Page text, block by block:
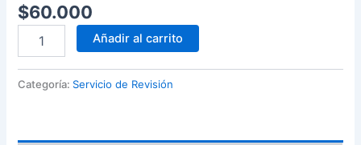
$60.000
de
Añadir al carrito
Categoría: Servicio de Revisión